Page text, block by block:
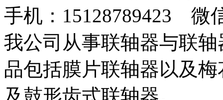
手机：15128789423 微
我公司从事联轴器与联
品包括膜片联轴器以及